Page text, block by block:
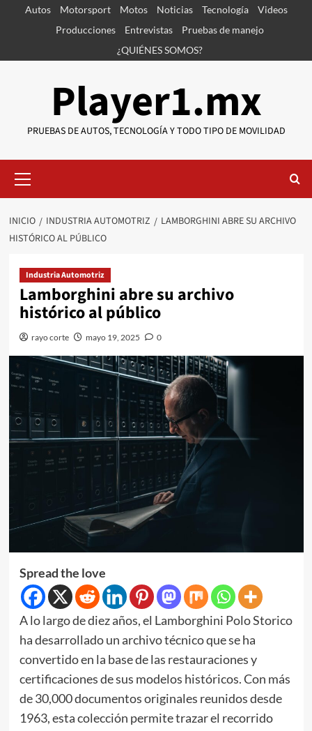
SaltarAutos Motorsport Motos Noticias Tecnología
Videos
Producciones
Entrevistas
Pruebas de manejo
¿QUIÉNES SOMOS?
Player1.mx
PRUEBAS DE AUTOS, TECNOLOGÍA Y TODO TIPO DE MOVILIDAD
primario
INICIO INDUSTRIA AUTOMOTRIZ
LAMBORGHINI ABRE SU ARCHIVO
HISTÓRICO AL PÚBLICO
Industria Automotriz
Lamborghini abre su archivo
histórico al público
rayo corte mayo 19, 2025 0
Spread the love
A lo largo de diez años, el Lamborghini Polo Storico
ha desarrollado un archivo técnico que se ha
convertido en la base de las restauraciones y
certificaciones de sus modelos históricos. Con más
de 30,000 documentos originales reunidos desde
1963, esta colección permite trazar el recorrido